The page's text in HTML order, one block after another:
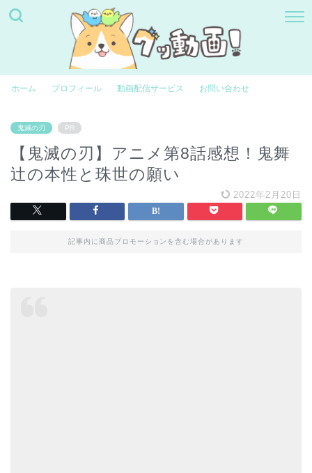
ホーム プロフィール 動画配信サービス お問い合わせ
鬼滅の刃 PR
【鬼滅の刃】アニメ第8話感想！鬼舞
辻の本性と珠世の願い
2022年2月20日
記事内に商品プロモーションを含む場合があります